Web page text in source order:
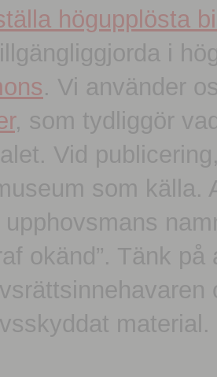
högupplösta
i
. Vi använder
, som tydliggör
Vid
som källa.
upphovsmans
okänd”. Tänk
material.